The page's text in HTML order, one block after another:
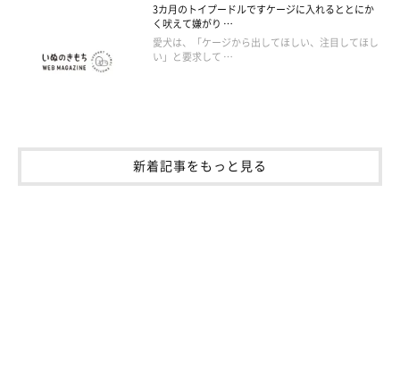
3カ月のトイプードルですケージに入れるととにか
く吠えて嫌がり …
愛犬は、「ケージから出してほしい、注目してほし
い」と要求して …
新着記事をもっと見る